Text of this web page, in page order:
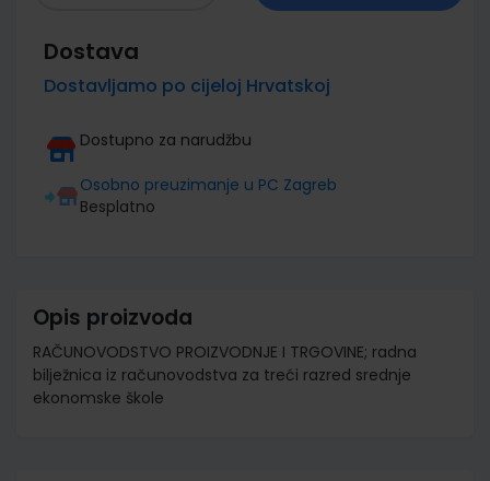
Dostava
Dostavljamo po cijeloj Hrvatskoj
Dostupno za narudžbu
Osobno preuzimanje u PC Zagreb
Besplatno
Opis proizvoda
RAČUNOVODSTVO PROIZVODNJE I TRGOVINE; radna
bilježnica iz računovodstva za treći razred srednje
ekonomske škole